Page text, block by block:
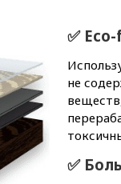
✅
не
✅